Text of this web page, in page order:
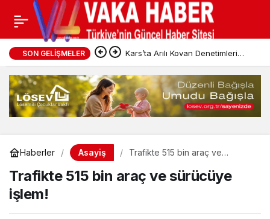
SON GELIŞMELER Kars’ta Arılı Kovan Denetimleri
Sürüyor
Haberler Asayiş
Trafikte 515 bin araç ve
Trafikte 515 bin araç ve sürücüye
işlem!